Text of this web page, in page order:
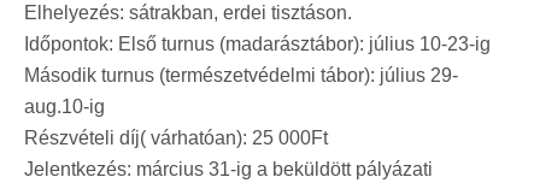
Elhelyezés: sátrakban, erdei tisztáson.
Időpontok: Első turnus (madarásztábor): július 10-23-ig
Második turnus (természetvédelmi tábor): július 29-
aug.10-ig
Részvételi díj( várhatóan): 25 000Ft
Jelentkezés: március 31-ig a beküldött pályázati